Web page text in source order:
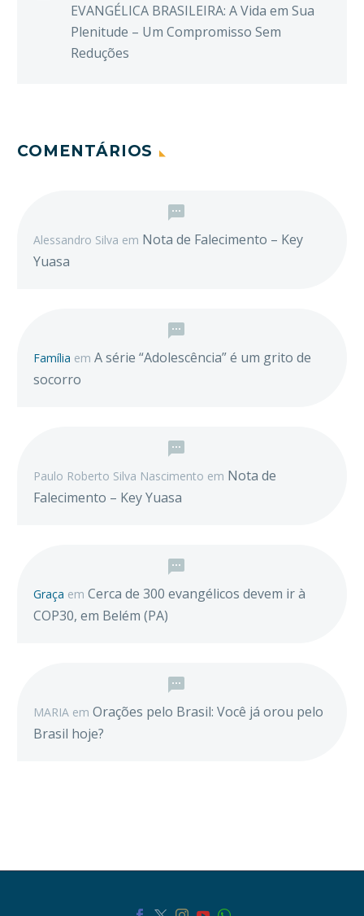
EVANGÉLICA BRASILEIRA: A Vida em Sua
Plenitude – Um Compromisso Sem
Reduções
COMENTÁRIOS
Alessandro Silva em Nota de Falecimento – Key
Yuasa
Família em A série “Adolescência” é um grito de
socorro
Paulo Roberto Silva Nascimento em Nota de
Falecimento – Key Yuasa
Graça em Cerca de 300 evangélicos devem ir à
COP30, em Belém (PA)
MARIA em Orações pelo Brasil: Você já orou pelo
Brasil hoje?